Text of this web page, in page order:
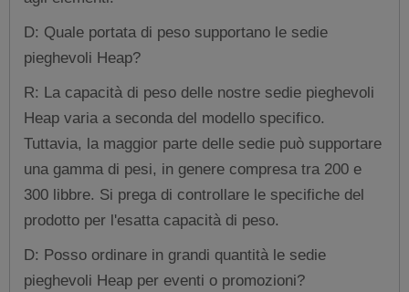
D: Quale portata di peso supportano le sedie
pieghevoli Heap?
R: La capacità di peso delle nostre sedie pieghevoli
Heap varia a seconda del modello specifico.
Tuttavia, la maggior parte delle sedie può supportare
una gamma di pesi, in genere compresa tra 200 e
300 libbre. Si prega di controllare le specifiche del
prodotto per l'esatta capacità di peso.
D: Posso ordinare in grandi quantità le sedie
pieghevoli Heap per eventi o promozioni?